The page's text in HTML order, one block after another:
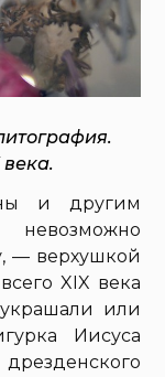
и другим
— верхушкой
XIX века
или
Иисуса